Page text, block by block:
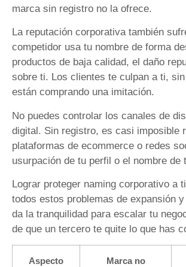
marca sin registro no la ofrece.
La reputación corporativa también
competidor usa tu nombre de forma
productos de baja calidad, el daño
sobre ti. Los clientes te culpan a ti,
están comprando una imitación.
No puedes controlar los canales de
digital. Sin registro, es casi imposible
plataformas de ecommerce o redes
usurpación de tu perfil o el nombre de
Lograr proteger naming corporativo a
todos estos problemas de expansión
da la tranquilidad para escalar tu
de que un tercero te quite lo que has
Aspecto
Marca no